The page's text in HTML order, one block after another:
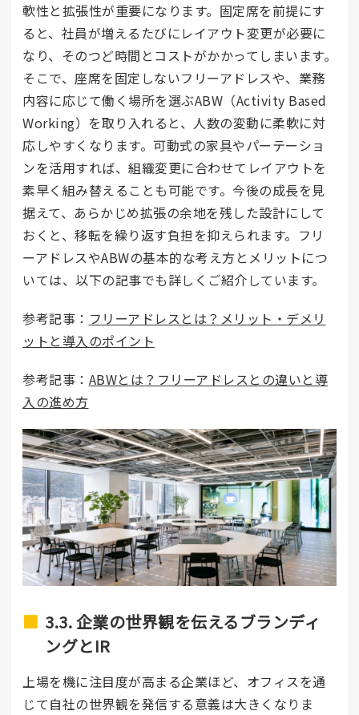
軟性と拡張性が重要になります。固定席を前提にす
ると、社員が増えるたびにレイアウト変更が必要に
なり、そのつど時間とコストがかかってしまいます。
そこで、座席を固定しないフリーアドレスや、業務
内容に応じて働く場所を選ぶABW（Activity Based
Working）を取り入れると、人数の変動に柔軟に対
応しやすくなります。可動式の家具やパーテーショ
ンを活用すれば、組織変更に合わせてレイアウトを
素早く組み替えることも可能です。今後の成長を見
据えて、あらかじめ拡張の余地を残した設計にして
おくと、移転を繰り返す負担を抑えられます。フリ
ーアドレスやABWの基本的な考え方とメリットにつ
いては、以下の記事でも詳しくご紹介しています。
参考記事： フリーアドレスとは？メリット・デメリ
ットと導入のポイント
参考記事： ABWとは？フリーアドレスとの違いと導
入の進め方
3.3. 企業の世界観を伝えるブランディ
ングとIR
上場を機に注目度が高まる企業ほど、オフィスを通
じて自社の世界観を発信する意義は大きくなりま